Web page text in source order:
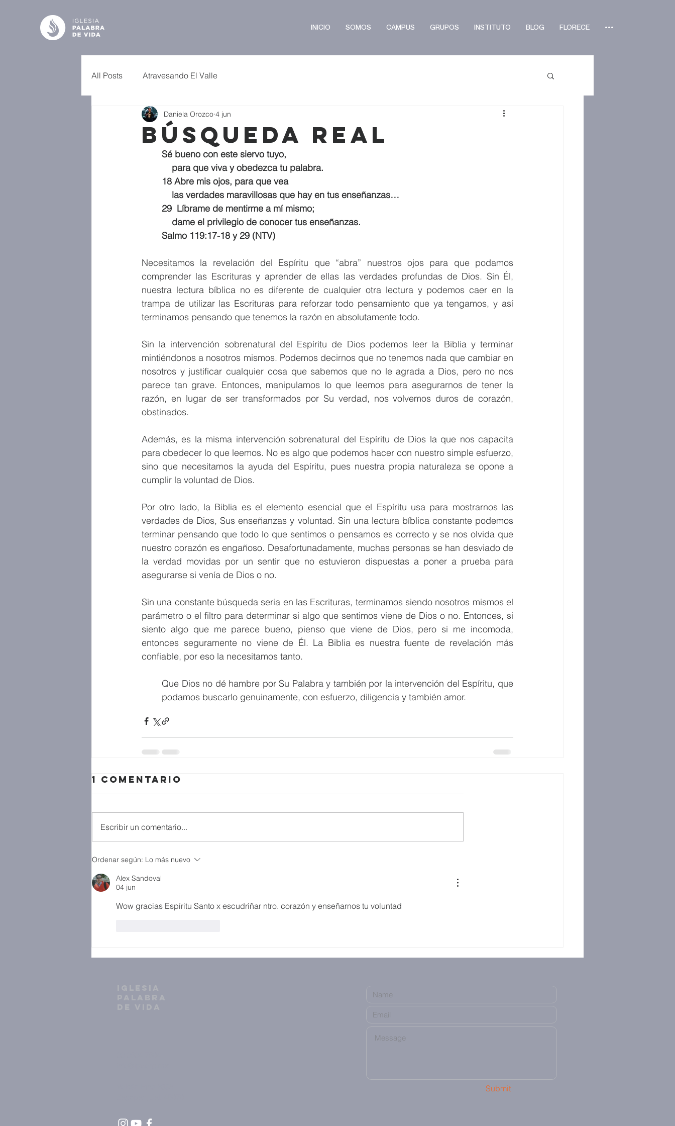
INICIO SOMOS CAMPUS GRUPOS INSTITUTO BLOG FLORECE •••
All Posts Atravesando El Valle
Búsqueda Real
Daniela Orozco 4 jun
Sé bueno con este siervo tuyo,
    para que viva y obedezca tu palabra.
18 Abre mis ojos, para que vea
    las verdades maravillosas que hay en tus enseñanzas…
29  Líbrame de mentirme a mí mismo;
    dame el privilegio de conocer tus enseñanzas.
Salmo 119:17-18 y 29 (NTV)
Necesitamos la revelación del Espíritu que “abra” nuestros ojos para que podamos
comprender las Escrituras y aprender de ellas las verdades profundas de Dios. Sin Él,
nuestra lectura bíblica no es diferente de cualquier otra lectura y podemos caer en la
trampa de utilizar las Escrituras para reforzar todo pensamiento que ya tengamos, y así
terminamos pensando que tenemos la razón en absolutamente todo.
Sin la intervención sobrenatural del Espíritu de Dios podemos leer la Biblia y terminar
mintiéndonos a nosotros mismos. Podemos decirnos que no tenemos nada que cambiar en
nosotros y justificar cualquier cosa que sabemos que no le agrada a Dios, pero no nos
parece tan grave. Entonces, manipulamos lo que leemos para asegurarnos de tener la
razón, en lugar de ser transformados por Su verdad, nos volvemos duros de corazón,
obstinados.
Además, es la misma intervención sobrenatural del Espíritu de Dios la que nos capacita
para obedecer lo que leemos. No es algo que podemos hacer con nuestro simple esfuerzo,
sino que necesitamos la ayuda del Espíritu, pues nuestra propia naturaleza se opone a
cumplir la voluntad de Dios.
Por otro lado, la Biblia es el elemento esencial que el Espíritu usa para mostrarnos las
verdades de Dios, Sus enseñanzas y voluntad. Sin una lectura bíblica constante podemos
terminar pensando que todo lo que sentimos o pensamos es correcto y se nos olvida que
nuestro corazón es engañoso. Desafortunadamente, muchas personas se han desviado de
la verdad movidas por un sentir que no estuvieron dispuestas a poner a prueba para
asegurarse si venía de Dios o no.
Sin una constante búsqueda seria en las Escrituras, terminamos siendo nosotros mismos el
parámetro o el filtro para determinar si algo que sentimos viene de Dios o no. Entonces, si
siento algo que me parece bueno, pienso que viene de Dios, pero si me incomoda,
entonces seguramente no viene de Él. La Biblia es nuestra fuente de revelación más
confiable, por eso la necesitamos tanto.
Que Dios no dé hambre por Su Palabra y también por la intervención del Espíritu, que
podamos buscarlo genuinamente, con esfuerzo, diligencia y también amor.
1 comentario
Escribir un comentario...
Ordenar según: Lo más nuevo
Alex Sandoval
04 jun
Wow gracias Espíritu Santo x escudriñar ntro. corazón y enseñarnos tu voluntad
Submit